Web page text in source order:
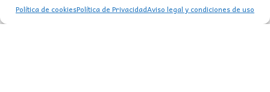
Política de cookiesPolítica de PrivacidadAviso legal y condiciones de uso
WhatsApp
TikTok
Instagram